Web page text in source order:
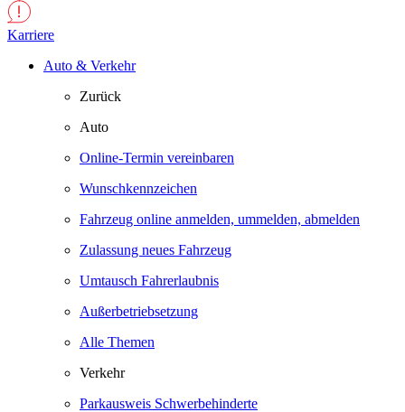
Karriere
Auto & Verkehr
Zurück
Auto
Online-Termin vereinbaren
Wunschkennzeichen
Fahrzeug online anmelden, ummelden, abmelden
Zulassung neues Fahrzeug
Umtausch Fahrerlaubnis
Außerbetriebsetzung
Alle Themen
Verkehr
Parkausweis Schwerbehinderte